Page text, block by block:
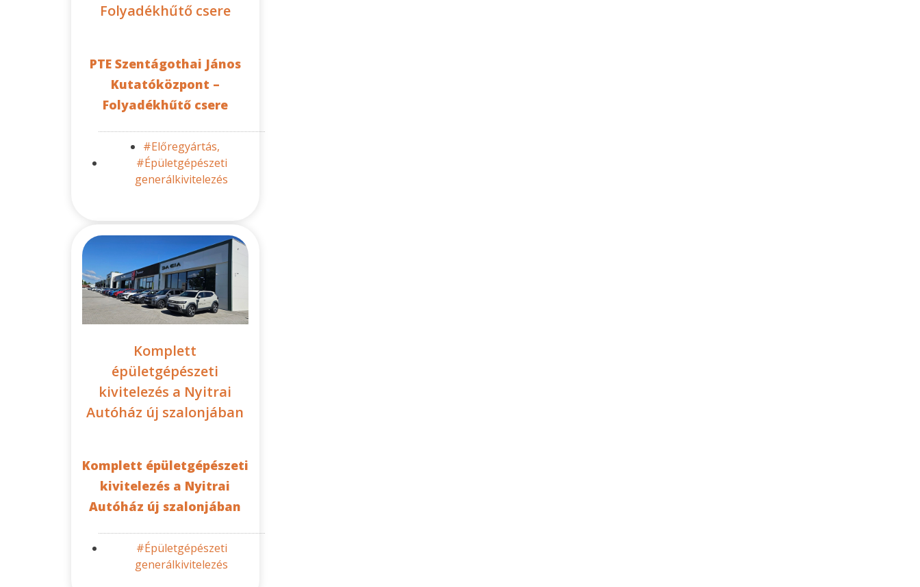
Folyadékhűtő csere
PTE Szentágothai János
Kutatóközpont –
Folyadékhűtő csere
#Előregyártás,
#Épületgépészeti
generálkivitelezés
Komplett
épületgépészeti
kivitelezés a Nyitrai
Autóház új szalonjában
Komplett épületgépészeti
kivitelezés a Nyitrai
Autóház új szalonjában
#Épületgépészeti
generálkivitelezés